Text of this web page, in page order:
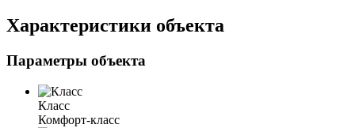
Характеристики объекта
Параметры объекта
Класс
Комфорт-класс